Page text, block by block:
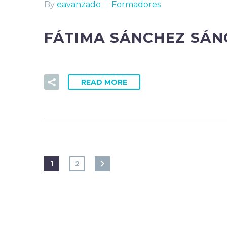
By eavanzado Formadores
FÁTIMA SÁNCHEZ
READ MORE
1 2